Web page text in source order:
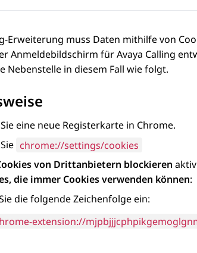
Erweiterung muss Daten mithilfe von
Anmeldebildschirm für Avaya Calling
Nebenstelle in diesem Fall wie folgt.
eine neue Registerkarte in Chrome.
chrome://settings/cookies
von Drittanbietern blockieren
die immer Cookies verwenden können:
die folgende Zeichenfolge ein:
extension://